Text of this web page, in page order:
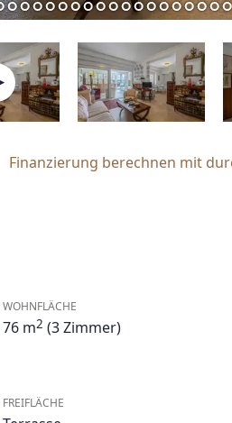
Finanzierung berechnen mit
WOHNFLÄCHE
76 m2 (3 Zimmer)
FREIFLÄCHE